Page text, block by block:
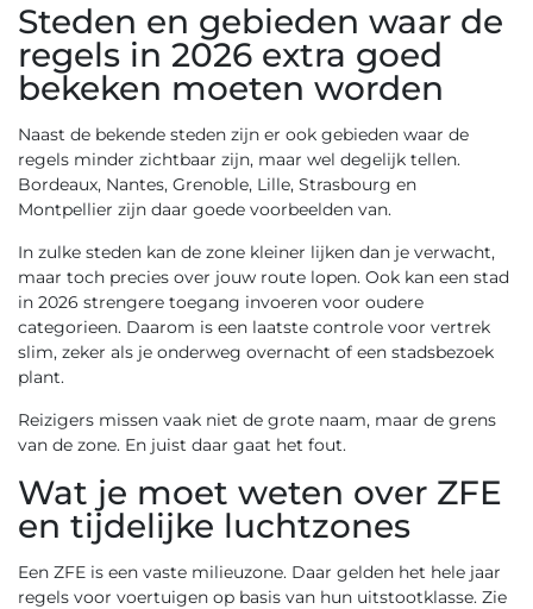
Steden en gebieden waar de
regels in 2026 extra goed
bekeken moeten worden
Naast de bekende steden zijn er ook gebieden waar de
regels minder zichtbaar zijn, maar wel degelijk tellen.
Bordeaux, Nantes, Grenoble, Lille, Strasbourg en
Montpellier zijn daar goede voorbeelden van.
In zulke steden kan de zone kleiner lijken dan je verwacht,
maar toch precies over jouw route lopen. Ook kan een stad
in 2026 strengere toegang invoeren voor oudere
categorieen. Daarom is een laatste controle voor vertrek
slim, zeker als je onderweg overnacht of een stadsbezoek
plant.
Reizigers missen vaak niet de grote naam, maar de grens
van de zone. En juist daar gaat het fout.
Wat je moet weten over ZFE
en tijdelijke luchtzones
Een ZFE is een vaste milieuzone. Daar gelden het hele jaar
regels voor voertuigen op basis van hun uitstootklasse. Zie